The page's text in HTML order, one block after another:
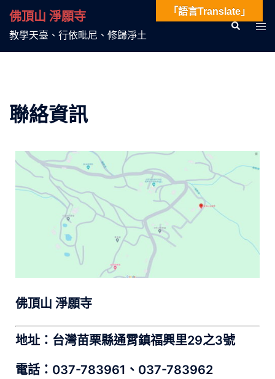
佛頂山 淨願寺
教學天臺、行依毗尼、修歸淨土
聯絡資訊
佛頂山 淨願寺
地址： 台灣苗栗縣通霄鎮福興里29之3號
電話 ：037-783961、037-783962
「語言Translate」